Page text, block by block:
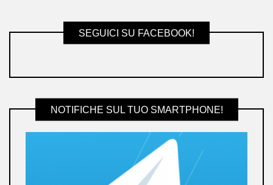
SEGUICI SU FACEBOOK!
NOTIFICHE SUL TUO SMARTPHONE!